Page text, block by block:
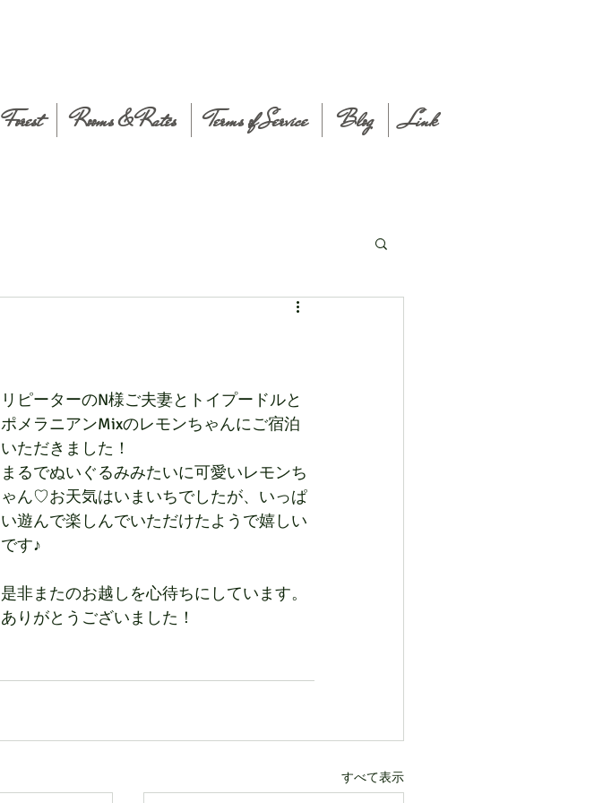
Forest Rooms & Rates Terms of Service Blog Link
リピーターのN様ご夫妻とトイプードルと
ポメラニアンMixのレモンちゃんにご宿泊
いただきました！
まるでぬいぐるみみたいに可愛いレモンち
ゃん♡お天気はいまいちでしたが、いっぱ
い遊んで楽しんでいただけたようで嬉しい
です♪
是非またのお越しを心待ちにしています。
ありがとうございました！
すべて表示